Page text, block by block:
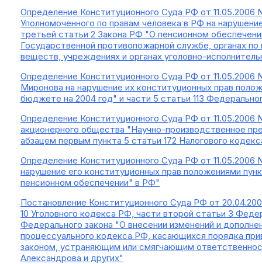
Определение Конституционного Суда РФ от
Уполномоченного по правам человека в РФ на
третьей статьи 2 Закона РФ "О пенсионном
Государственной противопожарной службе, органах
веществ, учреждениях и органах уголовно-
Определение Конституционного Суда РФ от
Миронова на нарушение их конституционных прав
бюджете на 2004 год" и части 5 статьи 113
Определение Конституционного Суда РФ от
акционерного общества "Научно-производственное
абзацем первым пункта 5 статьи 172 Налогового
Определение Конституционного Суда РФ от
нарушение его конституционных прав положениями
пенсионном обеспечении" в РФ"
Постановление Конституционного Суда РФ от
10 Уголовного кодекса РФ, части второй статьи 3
Федерального закона "О внесении изменений и
процессуального кодекса РФ, касающихся порядка
законом, устраняющим или смягчающим
Александрова и других"